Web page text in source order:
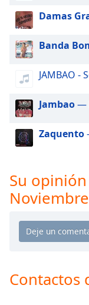
Beginning
dialog
window.
Escape
cancel
close
Text
Color
Opacity
Background
Damas
Banda
JAMBAO -
Jambao—
Zaquento
Su
Contactos